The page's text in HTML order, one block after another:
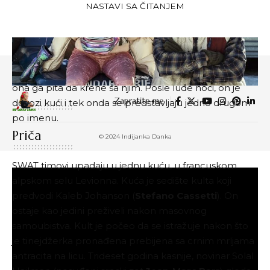
sa fakulteta. Stela ne voli da je sa njima i otkrivamo da
poslastičarnici. Dosadno joj je i tako primećuje
zgodnog mladića Kristofera Olsena, prilazi mu i kada
sazna da ide na umetničku izložbu u Kopenhagenu,
ona ga pita da krene sa njim. Posle lude noći, on je
dovozi kući i tek onda se predstavljaju jedno drugom
po imenu.
Priča
SWAT timovi upadaju u jednu kuću, u francuskom
NASTAVI SA ČITANJEM
Zapratite me
© 2024 Indijanka Danka